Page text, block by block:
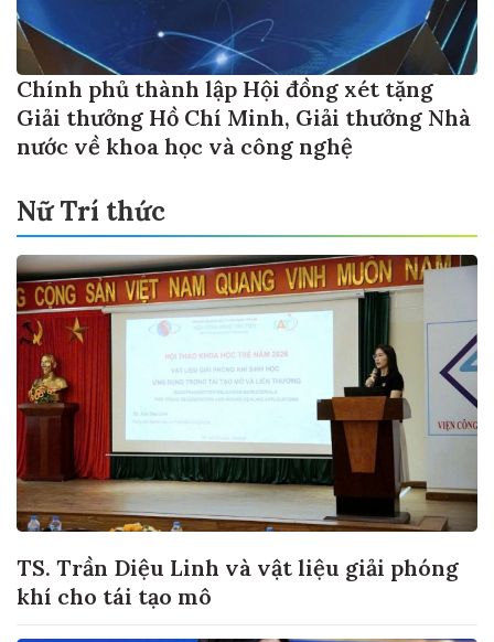
Chính phủ thành lập Hội đồng xét tặng
Giải thưởng Hồ Chí Minh, Giải thưởng Nhà
nước về khoa học và công nghệ
Nữ Trí thức
TS. Trần Diệu Linh và vật liệu giải phóng
khí cho tái tạo mô